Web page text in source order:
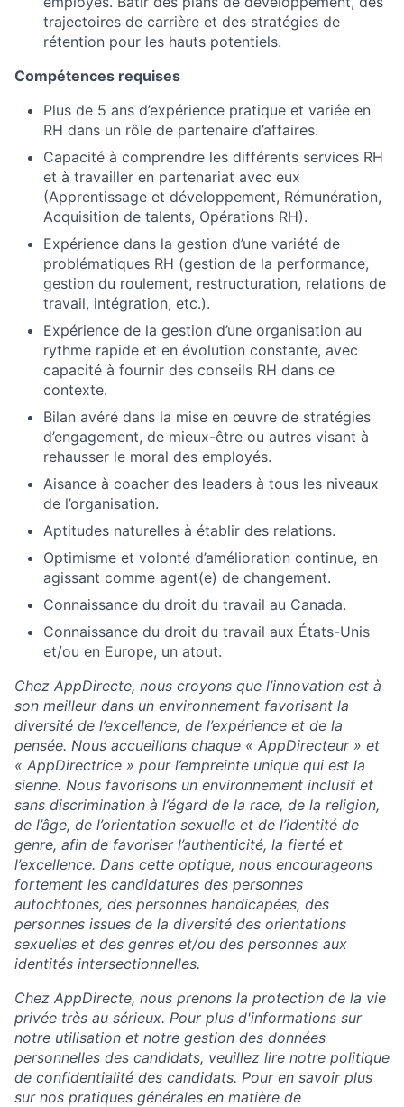
About
Team
Portfolio
Blog
Careers
trajectoires de carrière et des stratégies de
rétention pour les hauts potentiels.
Compétences requises
Plus de 5 ans d’expérience pratique et variée en
RH dans un rôle de partenaire d’affaires.
Capacité à comprendre les différents services RH
et à travailler en partenariat avec eux
(Apprentissage et développement, Rémunération,
Acquisition de talents, Opérations RH).
Expérience dans la gestion d’une variété de
problématiques RH (gestion de la performance,
gestion du roulement, restructuration, relations de
travail, intégration, etc.).
Expérience de la gestion d’une organisation au
rythme rapide et en évolution constante, avec
capacité à fournir des conseils RH dans ce
contexte.
Bilan avéré dans la mise en œuvre de stratégies
d’engagement, de mieux-être ou autres visant à
rehausser le moral des employés.
Aisance à coacher des leaders à tous les niveaux
de l’organisation.
Aptitudes naturelles à établir des relations.
Optimisme et volonté d’amélioration continue, en
agissant comme agent(e) de changement.
Connaissance du droit du travail au Canada.
Connaissance du droit du travail aux États-Unis
et/ou en Europe, un atout.
Chez AppDirecte, nous croyons que l’innovation est à
son meilleur dans un environnement favorisant la
diversité de l’excellence, de l’expérience et de la
pensée. Nous accueillons chaque « AppDirecteur » et
« AppDirectrice » pour l’empreinte unique qui est la
sienne. Nous favorisons un environnement inclusif et
sans discrimination à l’égard de la race, de la religion,
de l’âge, de l’orientation sexuelle et de l’identité de
genre, afin de favoriser l’authenticité, la fierté et
l’excellence. Dans cette optique, nous encourageons
fortement les candidatures des personnes
autochtones, des personnes handicapées, des
personnes issues de la diversité des orientations
sexuelles et des genres et/ou des personnes aux
identités intersectionnelles.
Chez AppDirecte, nous prenons la protection de la vie
privée très au sérieux. Pour plus d'informations sur
notre utilisation et notre gestion des données
personnelles des candidats, veuillez lire notre politique
de confidentialité des candidats. Pour en savoir plus
sur nos pratiques générales en matière de